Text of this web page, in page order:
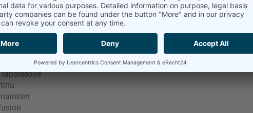
thermique
laboratoire